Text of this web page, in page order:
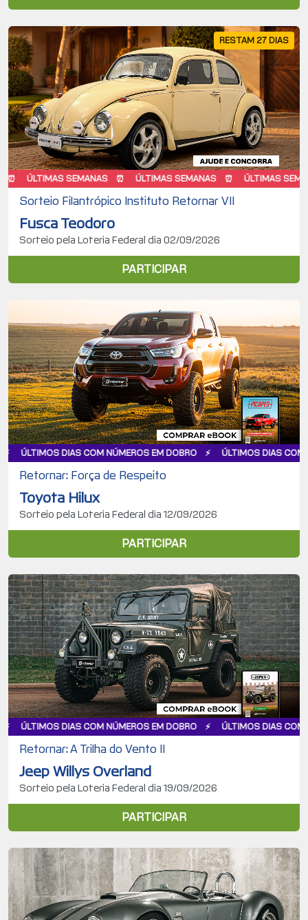
RESTAM 27 DIAS
SEMANAS ÚLTIMAS SEMANAS ÚLTIMAS SEMANAS
Sorteio Filantrópico Instituto Retornar VII
Fusca Teodoro
Sorteio pela Loteria Federal dia 02/09/2026
PARTICIPAR
COM NÚMEROS EM DOBRO ÚLTIMOS DIAS COM NÚMEROS EM
Retornar: Força de Respeito
Toyota Hilux
Sorteio pela Loteria Federal dia 12/09/2026
PARTICIPAR
COM NÚMEROS EM DOBRO ÚLTIMOS DIAS COM NÚMEROS EM
Retornar: A Trilha do Vento II
Jeep Willys Overland
Sorteio pela Loteria Federal dia 19/09/2026
PARTICIPAR